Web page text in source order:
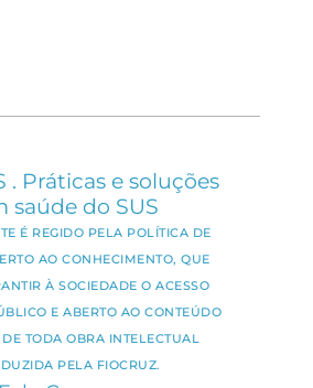
. Práticas e soluções
saúde do SUS
É REGIDO PELA POLÍTICA DE
AO CONHECIMENTO, QUE
À SOCIEDADE O ACESSO
E ABERTO AO CONTEÚDO
DE TODA OBRA INTELECTUAL
PELA FIOCRUZ.